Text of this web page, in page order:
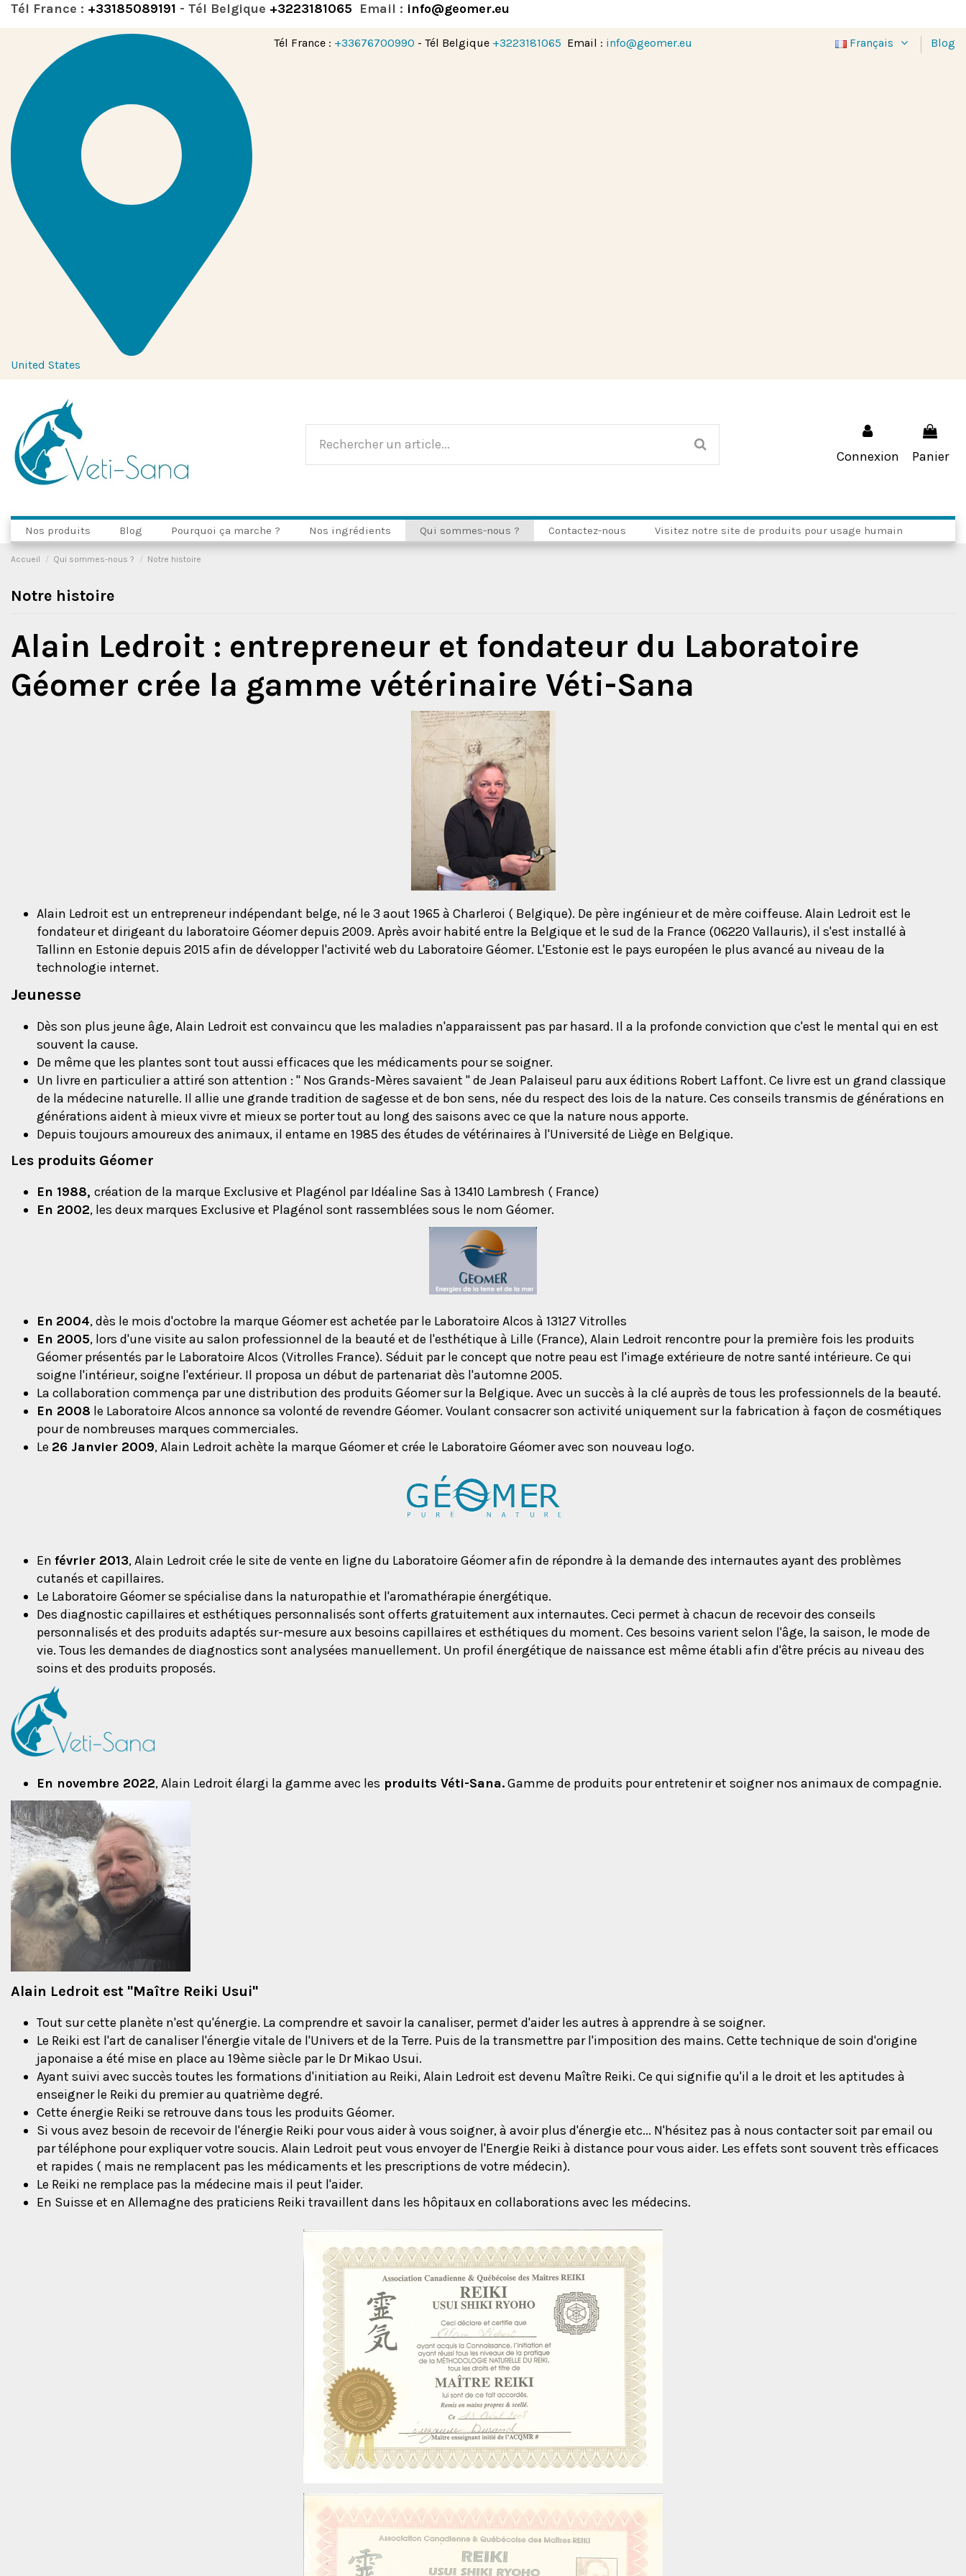
Tél France : +33185089191 - Tél Belgique +3223181065 Email : info@geomer.eu
United States
Tél France : +33676700990 - Tél Belgique +3223181065 Email : info@geomer.eu Français Blog
Connexion Panier
Nos produits Blog Pourquoi ça marche ? Nos ingrédients Qui sommes-nous ? Contactez-nous Visitez notre site de produits pour usage humain
Accueil Qui sommes-nous ? Notre histoire
Notre histoire
Alain Ledroit : entrepreneur et fondateur du Laboratoire
Géomer crée la gamme vétérinaire Véti-Sana
Alain Ledroit est un entrepreneur indépendant belge, né le 3 aout 1965 à Charleroi ( Belgique). De père ingénieur et de mère coiffeuse. Alain Ledroit est le
fondateur et dirigeant du laboratoire Géomer depuis 2009. Après avoir habité entre la Belgique et le sud de la France (06220 Vallauris), il s'est installé à
Tallinn en Estonie depuis 2015 afin de développer l'activité web du Laboratoire Géomer. L'Estonie est le pays européen le plus avancé au niveau de la
technologie internet.
Jeunesse
Dès son plus jeune âge, Alain Ledroit est convaincu que les maladies n'apparaissent pas par hasard. Il a la profonde conviction que c'est le mental qui en est
souvent la cause.
De même que les plantes sont tout aussi efficaces que les médicaments pour se soigner.
Un livre en particulier a attiré son attention : " Nos Grands-Mères savaient "de Jean Palaiseul paru aux éditions Robert Laffont. Ce livre est un grand classique
de la médecine naturelle. Il allie une grande tradition de sagesse et de bon sens, née du respect des lois de la nature. Ces conseils transmis de générations en
générations aident à mieux vivre et mieux se porter tout au long des saisons avec ce que la nature nous apporte.
Depuis toujours amoureux des animaux, il entame en 1985 des études de vétérinaires à l'Université de Liège en Belgique.
Les produits Géomer
En 1988, création de la marque Exclusive et Plagénol par Idéaline Sas à 13410 Lambresh ( France)
En 2002, les deux marques Exclusive et Plagénol sont rassemblées sous le nom Géomer.
En 2004, dès le mois d'octobre la marque Géomer est achetée par le Laboratoire Alcos à 13127 Vitrolles
En 2005, lors d'une visite au salon professionnel de la beauté et de l'esthétique à Lille (France), Alain Ledroit rencontre pour la première fois les produits
Géomer présentés par le Laboratoire Alcos (Vitrolles France). Séduit par le concept que notre peau est l'image extérieure de notre santé intérieure. Ce qui
soigne l'intérieur, soigne l'extérieur. Il proposa un début de partenariat dès l'automne 2005.
La collaboration commença par une distribution des produits Géomer sur la Belgique. Avec un succès à la clé auprès de tous les professionnels de la beauté.
En 2008 le Laboratoire Alcos annonce sa volonté de revendre Géomer. Voulant consacrer son activité uniquement sur la fabrication à façon de cosmétiques
pour de nombreuses marques commerciales.
Le 26 Janvier 2009, Alain Ledroit achète la marque Géomer et crée le Laboratoire Géomer avec son nouveau logo.
En février 2013, Alain Ledroit crée le site de vente en ligne du Laboratoire Géomer afin de répondre à la demande des internautes ayant des problèmes
cutanés et capillaires.
Le Laboratoire Géomer se spécialise dans la naturopathie et l'aromathérapie énergétique.
Des diagnostic capillaires et esthétiques personnalisés sont offerts gratuitement aux internautes. Ceci permet à chacun de recevoir des conseils
personnalisés et des produits adaptés sur-mesure aux besoins capillaires et esthétiques du moment. Ces besoins varient selon l'âge, la saison, le mode de
vie. Tous les demandes de diagnostics sont analysées manuellement. Un profil énergétique de naissance est même établi afin d'être précis au niveau des
soins et des produits proposés.
En novembre 2022, Alain Ledroit élargi la gamme avec les produits Véti-Sana.Gamme de produits pour entretenir et soigner nos animaux de compagnie.
Alain Ledroit est "Maître Reiki Usui"
Tout sur cette planète n'est qu'énergie. La comprendre et savoir la canaliser, permet d'aider les autres à apprendre à se soigner.
Le Reiki est l'art de canaliser l'énergie vitale de l'Univers et de la Terre. Puis de la transmettre par l'imposition des mains. Cette technique de soin d'origine
japonaise a été mise en place au 19ème siècle par le Dr Mikao Usui.
Ayant suivi avec succès toutes les formations d'initiation au Reiki, Alain Ledroit est devenu Maître Reiki. Ce qui signifie qu'il a le droit et les aptitudes à
enseigner le Reiki du premier au quatrième degré.
Cette énergie Reiki se retrouve dans tous les produits Géomer.
Si vous avez besoin de recevoir de l'énergie Reiki pour vous aider à vous soigner, à avoir plus d'énergie etc... N'hésitez pas à nous contacter soit par email ou
par téléphone pour expliquer votre soucis. Alain Ledroit peut vous envoyer de l'Energie Reiki à distance pour vous aider. Les effets sont souvent très efficaces
et rapides ( mais ne remplacent pas les médicaments et les prescriptions de votre médecin).
Le Reiki ne remplace pas la médecine mais il peut l'aider.
En Suisse et en Allemagne des praticiens Reiki travaillent dans les hôpitaux en collaborations avec les médecins.